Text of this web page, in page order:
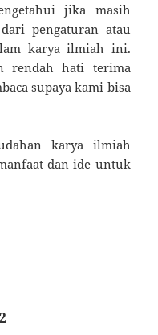
jika masih
pengaturan atau
karya ilmiah ini.
rendah hati terima
supaya kami bisa
karya ilmiah
dan ide untuk